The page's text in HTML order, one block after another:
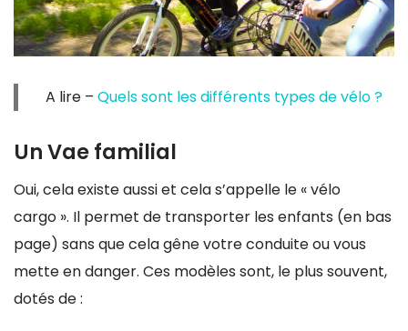
A lire – Quels sont les différents types de vélo ?
Un Vae familial
Oui, cela existe aussi et cela s’appelle le « vélo
cargo ». Il permet de transporter les enfants (en bas
page) sans que cela gêne votre conduite ou vous
mette en danger. Ces modèles sont, le plus souvent,
dotés de :